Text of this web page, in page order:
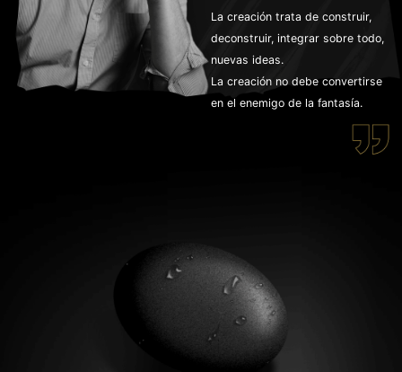
La creación trata de construir,
deconstruir, integrar sobre todo,
nuevas ideas.
La creación no debe convertirse
en el enemigo de la fantasía.